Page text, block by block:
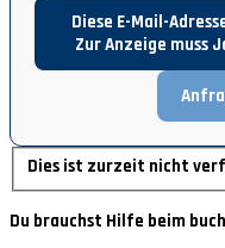
Diese E-Mail-
Zur Anzeige muss
Dies ist zurzeit nicht
Du brauchst Hilfe beim